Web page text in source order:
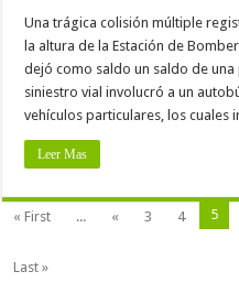
Una trágica colisión múltiple
la altura de la Estación de
dejó como saldo un saldo de una
siniestro vial involucró a un
vehículos particulares, los cuales
Leer Mas
« First ... « 3 4 5
Last »